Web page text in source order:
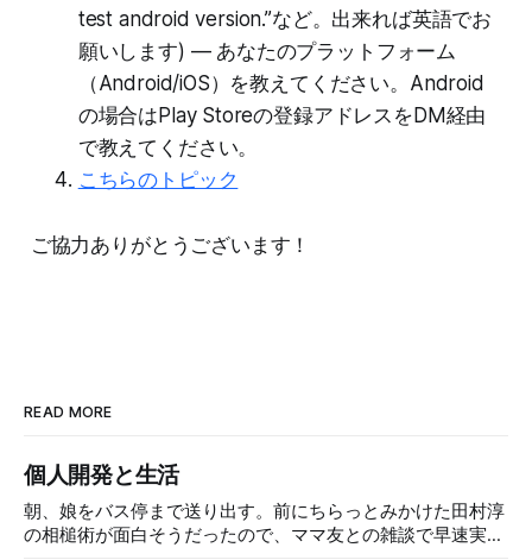
test android version.”など。出来れば英語でお
願いします) — あなたのプラットフォーム
（Android/iOS）を教えてください。Android
の場合はPlay Storeの登録アドレスをDM経由
で教えてください。
こちらのトピック
ご協力ありがとうございます！
READ MORE
個人開発と生活
朝、娘をバス停まで送り出す。前にちらっとみかけた田村淳
の相槌術が面白そうだったので、ママ友との雑談で早速実践